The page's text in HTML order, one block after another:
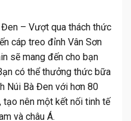
Đen – Vượt qua thách thức
cáp treo đỉnh Vân Sơn
sẽ mang đến cho bạn
có thể thưởng thức bữa
Núi Bà Đen với hơn 80
tạo nên một kết nối tinh tế
và châu Á.